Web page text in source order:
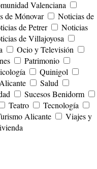
Valenciana
de Mónovar
Noticias de
de Petrer
Noticias
de Villajoyosa
Ocio y Televisión
Patrimonio
Quinigol
Salud
Sucesos Benidorm
Teatro
Tecnología
Alicante
Viajes y